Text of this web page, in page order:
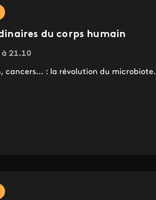
du corps humain
21.10
cancers... : la révolution du microbiote.